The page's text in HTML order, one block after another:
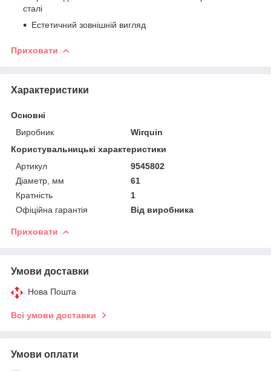
сталі
Естетичний зовнішній вигляд
Приховати
Характеристики
Основні
Виробник
Wirquin
Користувальницькі характеристики
Артикул
9545802
Діаметр, мм
61
Кратність
1
Офіційна гарантія
Від виробника
Приховати
Умови доставки
Нова Пошта
Всі умови доставки
Умови оплати